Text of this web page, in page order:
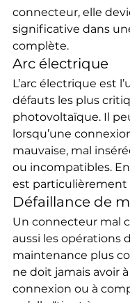
connecteur, elle
significative dans
complète.
Arc électrique
L’arc électrique est
défauts les plus
photovoltaïque. Il
lorsqu’une
mauvaise, mal
ou incompatibles.
est particulièrement
Défaillance de
Un connecteur mal
aussi les opérations
maintenance plus
ne doit jamais avoir à
connexion ou à